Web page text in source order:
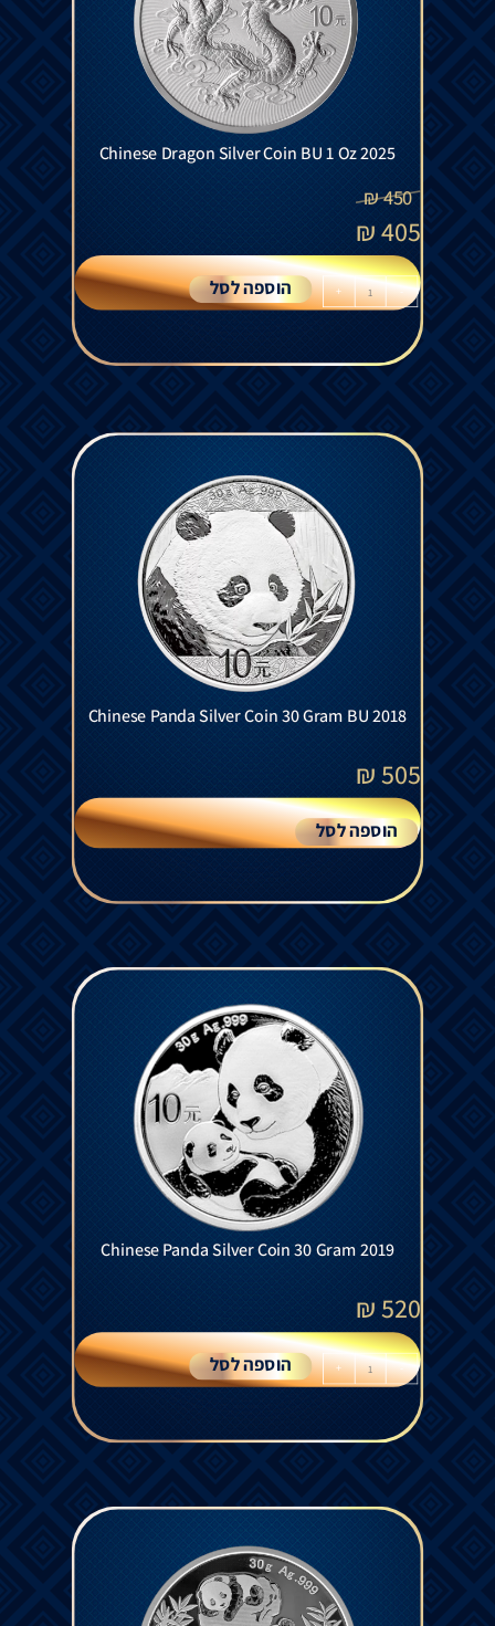
Chinese Dragon Silver Coin BU 1 Oz 2025
450
₪
405
₪
-
+ הוספה לסל
Chinese Panda Silver Coin 30 Gram BU 2018
505
₪
הוספה לסל
Chinese Panda Silver Coin 30 Gram 2019
520
₪
-
+ הוספה לסל